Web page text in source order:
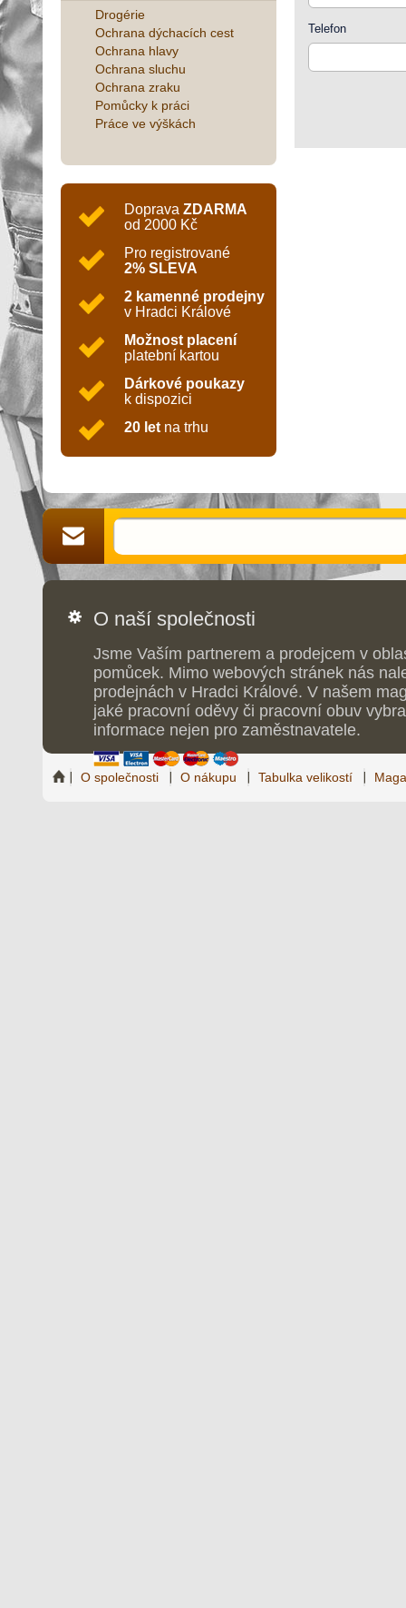
Drogérie
Ochrana dýchacích cest
Ochrana hlavy
Ochrana sluchu
Ochrana zraku
Pomůcky k práci
Práce ve výškách
Doprava ZDARMA
od 2000 Kč
Pro registrované
2% SLEVA
2 kamenné prodejny
v Hradci Králové
Možnost placení
platební kartou
Dárkové poukazy
k dispozici
20 let na trhu
Telefon
O naší společnosti
Jsme Vaším partnerem a prodejcem v
pomůcek. Mimo webových stránek nás
prodejnách v Hradci Králové. V našem
jaké pracovní oděvy či pracovní obuv
informace nejen pro zaměstnavatele.
O společnosti O nákupu Tabulka velikostí